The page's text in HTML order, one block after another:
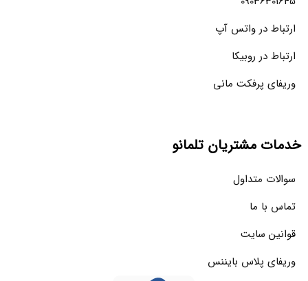
ارتباط در واتس آپ
ارتباط در روبیکا
وریفای پرفکت مانی
خدمات مشتریان تلمانو
سوالات متداول
تماس با ما
قوانین سایت
وریفای پلاس بایننس